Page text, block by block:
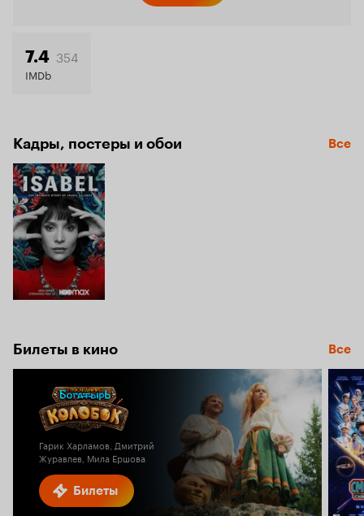
7.4 354
IMDb
Кадры, постеры и обои Все
Билеты в кино Все
Билеты
Гарик Харламов, Дмитрий
Журавлев, Мила Ершова